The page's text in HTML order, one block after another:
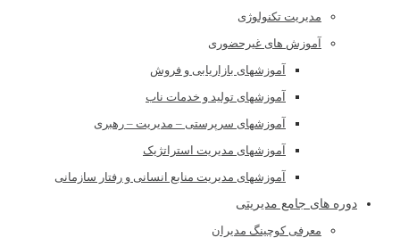
مدیریت تکنولوژی
آموزش های غیرحضوری
آموزشهای بازاریابی و فروش
آموزشهای تولید و خدمات ناب
آموزشهای سرپرستی – مدیریت – رهبری
آموزشهای مدیریت استراتژیک
آموزشهای مدیریت منابع انسانی و رفتار سازمانی
دوره های جامع مدیریتی
معرفی کوچینگ مدیران